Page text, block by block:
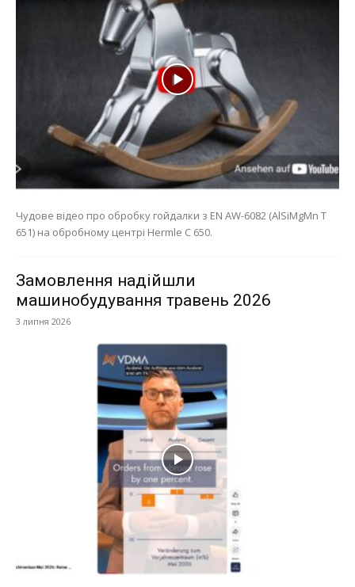
Чудове відео про обробку гойдалки з EN AW-6082 (AlSiMgMn T
651) на обробному центрі Hermle C 650.
Замовлення надійшли
машинобудування травень 2026
3 липня 2026